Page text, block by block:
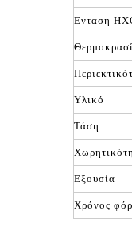
Ενταση
Υλικό
Τάση
Εξουσία
Χρόνος